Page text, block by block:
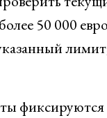
50 000
фиксируются